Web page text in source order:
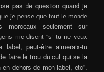
pas de question quand je
je pense que tout le monde
seulement sur
me disent “si tu ne veux
peut-être aimerais-tu
faire le trou du cul qui se la
dehors de mon label, etc”.